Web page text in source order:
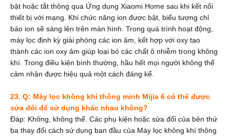
bật hoặc tắt thông qua Ứng dụng Xiaomi Home sau khi kết nối
thiết bị với mạng. Khi chức năng ion được bật, biểu tượng chỉ
báo ion sẽ sáng lên trên màn hình. Trong quá trình hoạt động,
máy lọc định kỳ giải phóng các ion âm, kết hợp với oxy tạo
thành các ion oxy âm giúp loại bỏ các chất ô nhiễm trong không
khí. Trong điều kiện bình thường, hầu hết mọi người không thể
cảm nhận được hiệu quả một cách đáng kể.
23. Q: Máy lọc không khí thông minh Mijia 6 có thể được
sửa đổi để sử dụng khác nhau không?
Đáp: Không, không thể. Các phụ kiện hoặc sửa đổi của bên thứ
ba thay đổi cách sử dụng ban đầu của Máy lọc không khí thông